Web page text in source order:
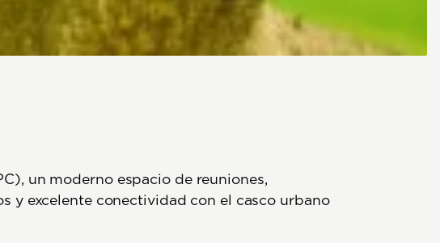
un moderno espacio de reuniones,
y excelente conectividad con el casco urbano